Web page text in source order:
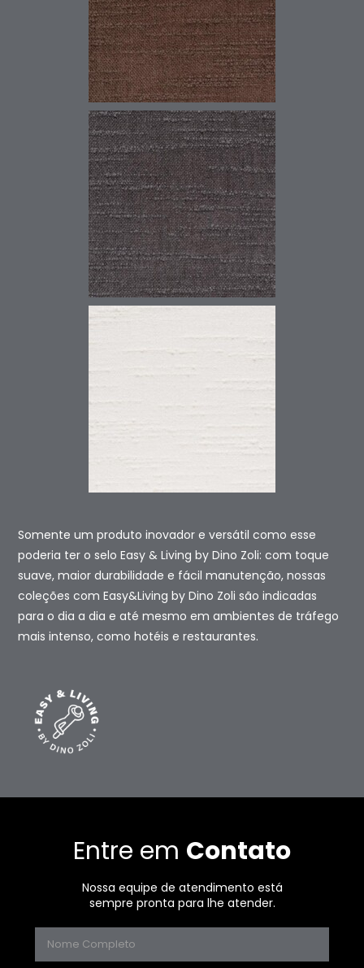
Somente um produto inovador e versátil como esse
poderia ter o selo Easy & Living by Dino Zoli: com toque
suave, maior durabilidade e fácil manutenção, nossas
coleções com Easy&Living by Dino Zoli são indicadas
para o dia a dia e até mesmo em ambientes de tráfego
mais intenso, como hotéis e restaurantes.
Entre em Contato
Nossa equipe de atendimento está
sempre pronta para lhe atender.